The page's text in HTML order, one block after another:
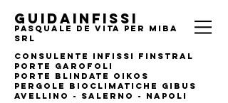
guidainfissi
pasquale de vita per MIBA
srl
consulente infissi finstral
porte garofoli
PORTE BLINDATE OIKOS
pERGOLE bIOCLIMATI CHE gIBUS
AVELLINO - SALERNO - NAPOLI